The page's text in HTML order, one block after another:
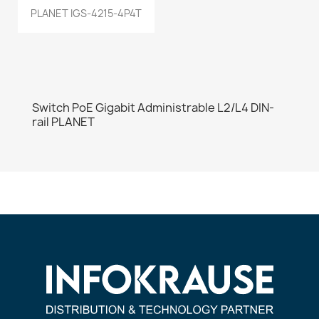
PLANET IGS-4215-4P4T
Switch PoE Gigabit Administrable L2/L4 DIN-
rail PLANET